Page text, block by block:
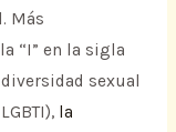
Más
“I” en la sigla
sexual
la